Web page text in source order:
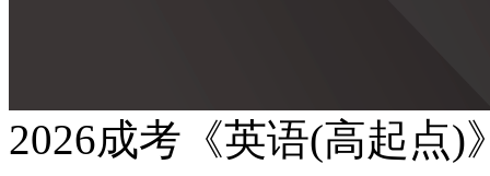
2026成考《英语(高起点)